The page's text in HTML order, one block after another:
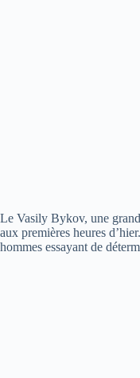
Le Vasily Bykov, une
aux premières heures
hommes essayant de